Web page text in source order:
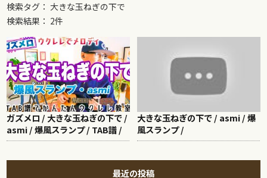
検索タグ： 大きな玉ねぎの下で
検索結果： 2件
ガズメロ / 大きな玉ねぎの下で /
asmi / 爆風スランプ / TAB譜 /
大きな玉ねぎの下で / asmi / 爆
風スランプ /
最近の投稿